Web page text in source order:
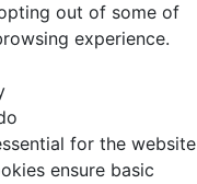
out of some of
experience.
for the website
ensure basic